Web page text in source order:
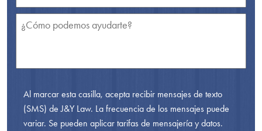
Al marcar esta casilla, acepta recibir mensajes de texto
(SMS) de J&Y Law. La frecuencia de los mensajes puede
variar. Se pueden aplicar tarifas de mensajería y datos.